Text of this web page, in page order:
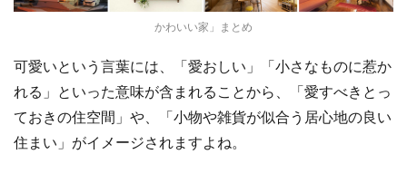
かわいい家」まとめ
可愛いという言葉には、「愛おしい」「小さなものに惹か
れる」といった意味が含まれることから、「愛すべきとっ
ておきの住空間」や、「小物や雑貨が似合う居心地の良い
住まい」がイメージされますよね。